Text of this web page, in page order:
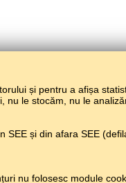
și pentru a afișa
nu le stocăm, nu le
și din afara SEE
nu folosesc module